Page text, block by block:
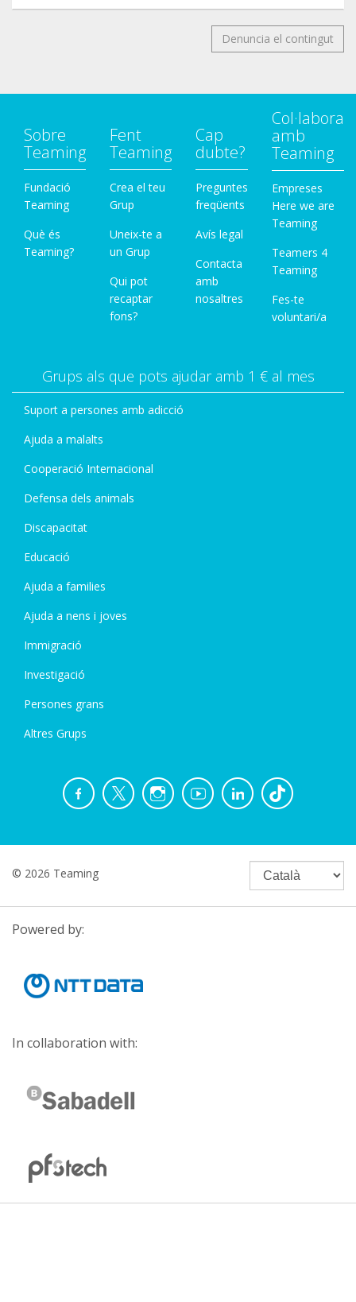
Denuncia el contingut
Sobre
Teaming
Fundació
Teaming
Què és
Teaming?
Fent
Teaming
Crea el teu
Grup
Uneix-te a
un Grup
Qui pot
recaptar
fons?
Cap
dubte?
Preguntes
freqüents
Avís legal
Contacta
amb
nosaltres
Col·labora
amb
Teaming
Empreses
Here we are
Teaming
Teamers 4
Teaming
Fes-te
voluntari/a
Grups als que pots ajudar amb 1 € al mes
Suport a persones amb adicció
Ajuda a malalts
Cooperació Internacional
Defensa dels animals
Discapacitat
Educació
Ajuda a families
Ajuda a nens i joves
Immigració
Investigació
Persones grans
Altres Grups
© 2026 Teaming
Powered by:
In collaboration with: